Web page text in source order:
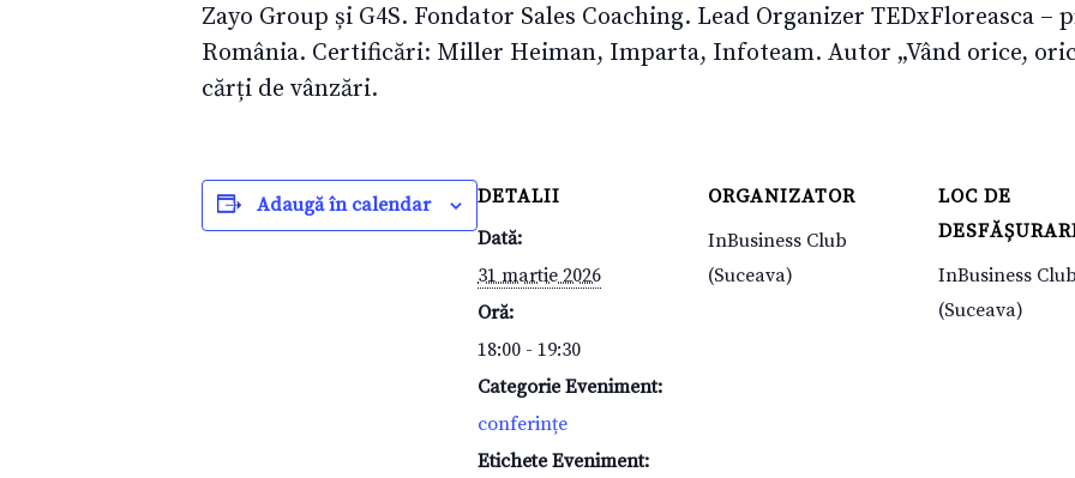
Zayo Group și G4S. Fondator Sales Coaching. Lead Organizer TEDxFloreasca
România. Certificări: Miller Heiman, Imparta, Infoteam. Autor „Vând orice,
cărți de vânzări.
Adaugă în calendar
DETALII
Dată:
31 martie 2026
Oră:
18:00 - 19:30
Categorie Eveniment:
conferințe
Etichete Eveniment:
ORGANIZATOR
InBusiness Club
(Suceava)
LOC DE
InBusiness
(Suceava)